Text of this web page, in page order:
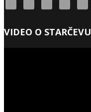
VIDEO O STARČEVU